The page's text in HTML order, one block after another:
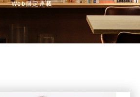
Web限定連載